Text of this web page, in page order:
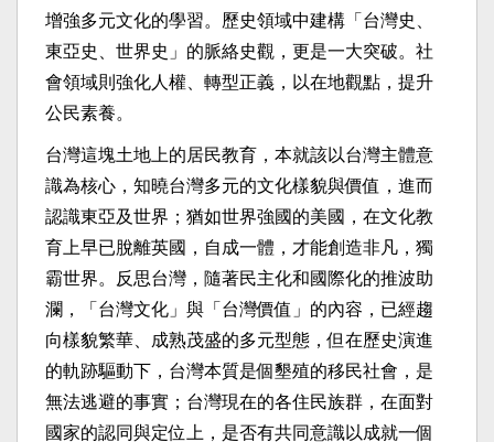
增強多元文化的學習。歷史領域中建構「台灣史、
東亞史、世界史」的脈絡史觀，更是一大突破。社
會領域則強化人權、轉型正義，以在地觀點，提升
公民素養。
台灣這塊土地上的居民教育，本就該以台灣主體意
識為核心，知曉台灣多元的文化樣貌與價值，進而
認識東亞及世界；猶如世界強國的美國，在文化教
育上早已脫離英國，自成一體，才能創造非凡，獨
霸世界。反思台灣，隨著民主化和國際化的推波助
瀾，「台灣文化」與「台灣價值」的內容，已經趨
向樣貌繁華、成熟茂盛的多元型態，但在歷史演進
的軌跡驅動下，台灣本質是個墾殖的移民社會，是
無法逃避的事實；台灣現在的各住民族群，在面對
國家的認同與定位上，是否有共同意識以成就一個